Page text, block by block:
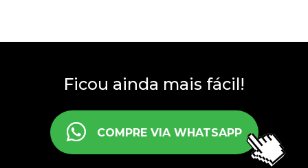
Ficou ainda mais fácil!
COMPRE VIA WHATSAPP